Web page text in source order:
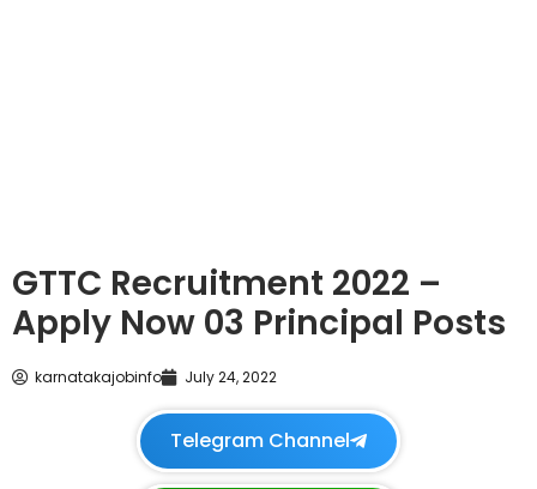
GTTC Recruitment 2022 –
Apply Now 03 Principal Posts
karnatakajobinfo July 24, 2022
Telegram Channel